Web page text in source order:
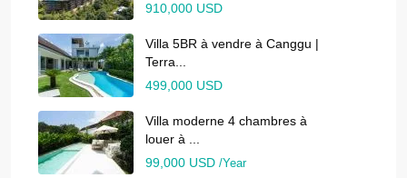
910,000 USD
Villa 5BR à vendre à Canggu |
Terra...
499,000 USD
Villa moderne 4 chambres à
louer à ...
99,000 USD /Year